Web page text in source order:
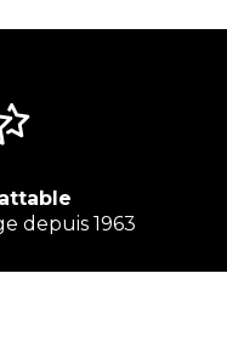
depuis 1963